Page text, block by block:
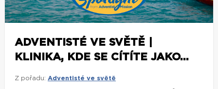
ADVENTISTÉ VE SVĚTĚ |
KLINIKA, KDE SE CÍTÍTE JAKO...
Z pořadu: Adventisté ve světě